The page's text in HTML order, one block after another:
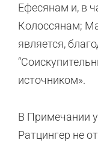
Ефесянам и, в
Колоссянам;
является,
источником».
В Примечании
Ратцингер не